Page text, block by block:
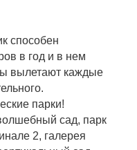
способен
в год и в нем
вылетают каждые
парки!
сад, парк
2, галерея